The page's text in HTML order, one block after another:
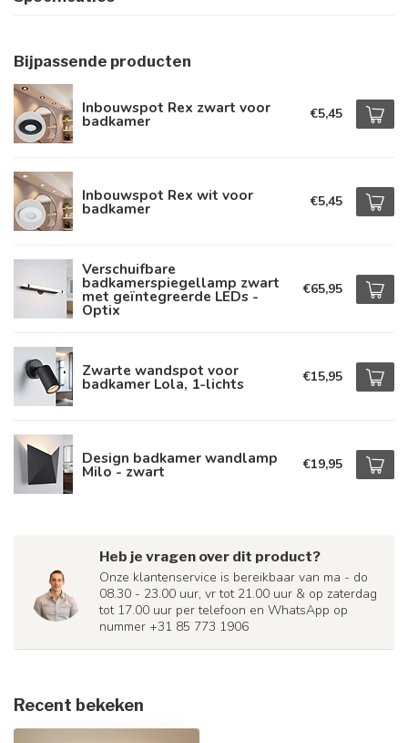
Bijpassende producten
Inbouwspot Rex zwart voor
badkamer €5,45
Inbouwspot Rex wit voor
badkamer €5,45
Verschuifbare
badkamerspiegellamp zwart
met geïntegreerde LEDs -
Optix
€65,95
Zwarte wandspot voor
badkamer Lola, 1-lichts €15,95
Design badkamer wandlamp
Milo - zwart €19,95
Heb je vragen over dit product?
Onze klantenservice is bereikbaar van ma - do
08.30 - 23.00 uur, vr tot 21.00 uur & op zaterdag
tot 17.00 uur per telefoon en WhatsApp op
nummer +31 85 773 1906
Recent bekeken